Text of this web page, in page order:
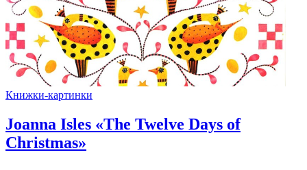
Книжки-картинки
Joanna Isles «The Twelve Days of
Christmas»